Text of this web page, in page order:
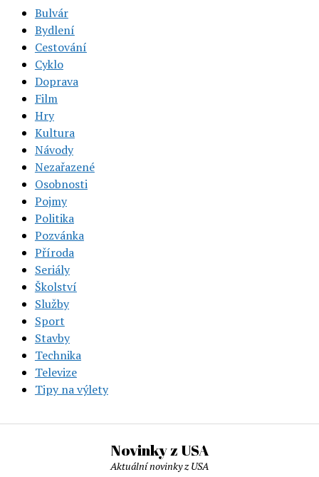
Bulvár
Bydlení
Cestování
Cyklo
Doprava
Film
Hry
Kultura
Návody
Nezařazené
Osobnosti
Pojmy
Politika
Pozvánka
Příroda
Seriály
Školství
Služby
Sport
Stavby
Technika
Televize
Tipy na výlety
Novinky z USA
Aktuální novinky z USA